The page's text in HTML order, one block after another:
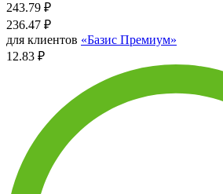
243.79 ₽
236.47 ₽
для клиентов «Базис Премиум»
12.83 ₽